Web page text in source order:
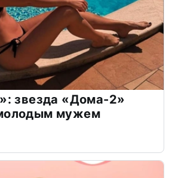
звезда «Дома-2»
мужем